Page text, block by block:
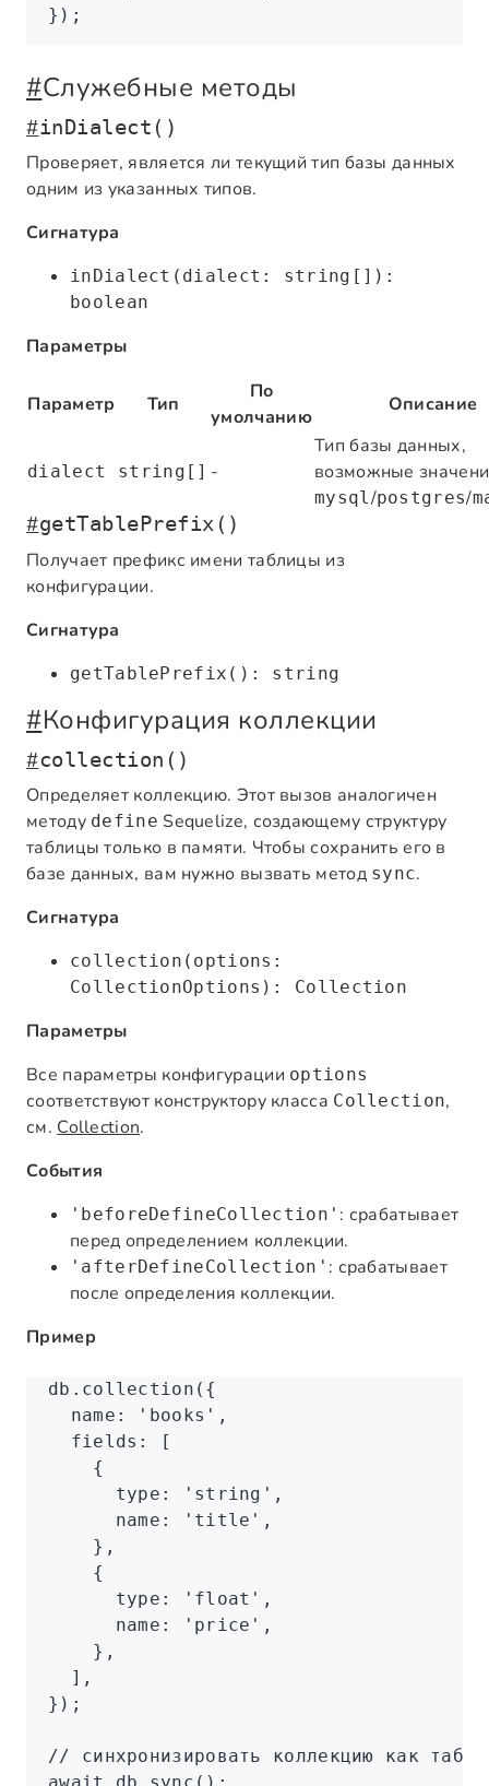
});
#Служебные методы
#inDialect()
Проверяет, является ли текущий тип базы данных
одним из указанных типов.
Сигнатура
inDialect(dialect: string[]):
boolean
Параметры
Параметр Тип
По
умолчанию
Описание
dialect string[] -
Тип базы данных,
возможные
mysql/postgres/
#getTablePrefix()
Получает префикс имени таблицы из
конфигурации.
Сигнатура
getTablePrefix(): string
#Конфигурация коллекции
#collection()
Определяет коллекцию. Этот вызов аналогичен
методу define Sequelize, создающему структуру
таблицы только в памяти. Чтобы сохранить его в
базе данных, вам нужно вызвать метод sync.
Сигнатура
collection(options:
CollectionOptions): Collection
Параметры
Все параметры конфигурации options
соответствуют конструктору класса Collection,
см. Collection.
События
'beforeDefineCollection' : срабатывает
перед определением коллекции.
'afterDefineCollection' : срабатывает
после определения коллекции.
Пример
db .collection ({
  name
: 'books' ,
  fields
:
[
    {
      type
: 'string' ,
      name
: 'title' ,
    }
,
    {
      type
: 'float' ,
      name
: 'price' ,
    }
,
  ]
,
});
// синхронизировать коллекцию как